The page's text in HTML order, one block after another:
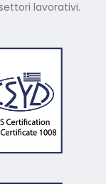
lavorativi.